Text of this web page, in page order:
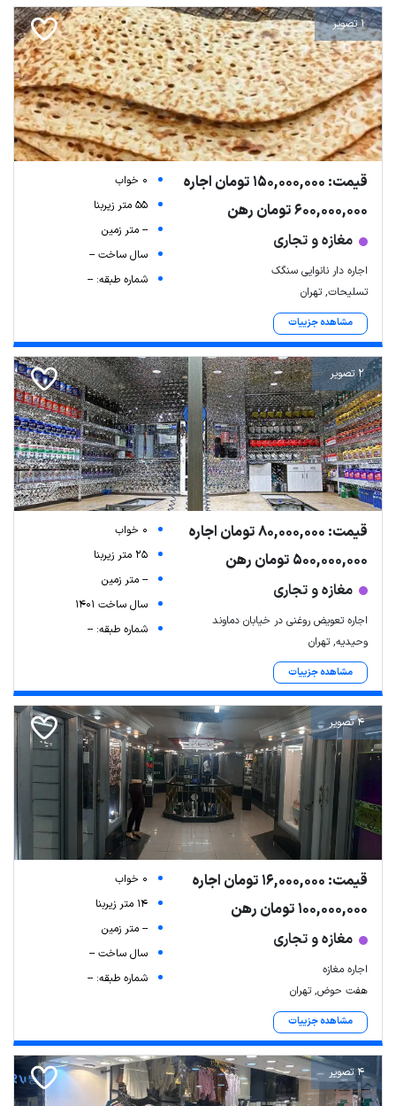
1 تصویر
قیمت: 150,000,000 تومان اجاره
600,000,000 تومان رهن
مغازه و تجاری
اجاره دار نانوایی سنگک
تسلیحات, تهران
مشاهده جزییات
0 خواب
55 متر زیربنا
-- متر زمین
سال ساخت --
شماره طبقه: --
2 تصویر
قیمت: 80,000,000 تومان اجاره
500,000,000 تومان رهن
مغازه و تجاری
اجاره تعویض روغنی در خیابان دماوند
وحیدیه, تهران
مشاهده جزییات
0 خواب
25 متر زیربنا
-- متر زمین
سال ساخت 1401
شماره طبقه: --
4 تصویر
قیمت: 16,000,000 تومان اجاره
100,000,000 تومان رهن
مغازه و تجاری
اجاره مغازه
هفت حوض, تهران
مشاهده جزییات
0 خواب
14 متر زیربنا
-- متر زمین
سال ساخت --
شماره طبقه: --
4 تصویر